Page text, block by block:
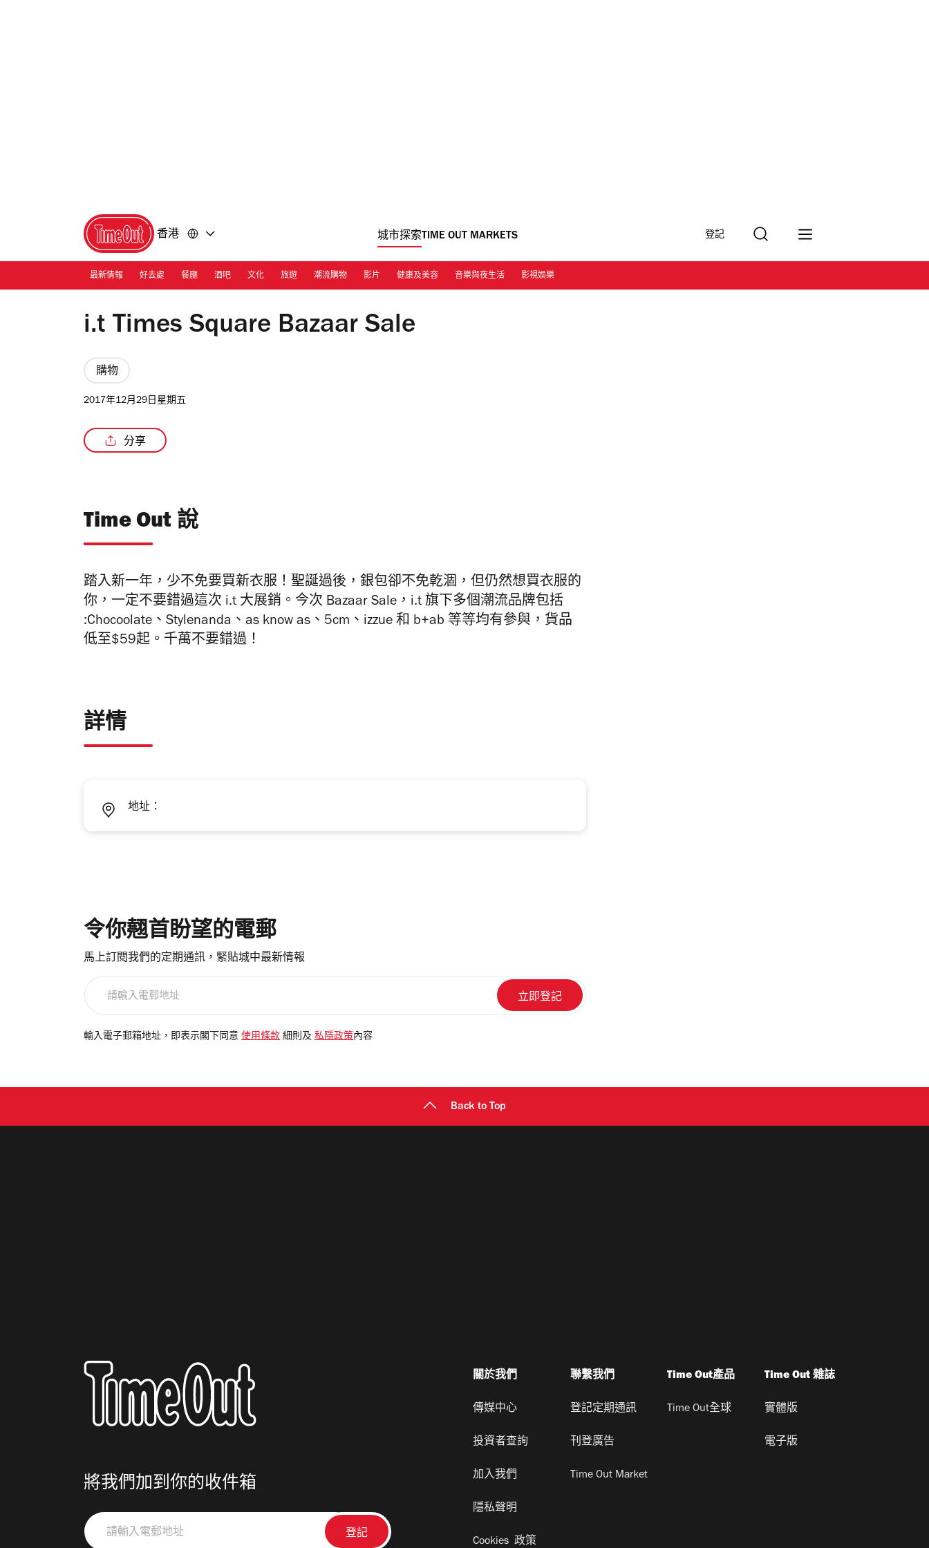
香港 城市探索TIME OUT MARKETS 登記
最新情報 好去處 餐廳 酒吧 文化 旅遊 潮流購物 影片 健康及美容 音樂與夜生活 影視娛樂
i.t Times Square Bazaar Sale
購物
2017年12月29日星期五
分享
Time Out 說
踏入新一年，少不免要買新衣服！聖誕過後，銀包卻不免乾涸，但仍然想買衣服的
你，一定不要錯過這次 i.t 大展銷。今次 Bazaar Sale ， i.t 旗下多個潮流品牌包括
:Chocoolate、 Stylenanda 、as know as 、 5cm 、 izzue 和 b+ab 等等均有參與，貨品
低至$59起。千萬不要錯過！
詳情
地址：
令你翹首盼望的電郵
馬上訂閱我們的定期通訊，緊貼城中最新情報
電
輸入電子郵箱地址，即表示閣下同意 使用條款 細則及 私隱政策 內容
Back to Top
將我們加到你的收件箱
請
輸
關於我們
傳媒中心
投資者查詢
加入我們
隱私聲明
Cookies 政策
聯繫我們
登記定期通訊
刊登廣告
Time Out Market
Time Out產品
Time Out全球
Time Out 雜誌
實體版
電子版